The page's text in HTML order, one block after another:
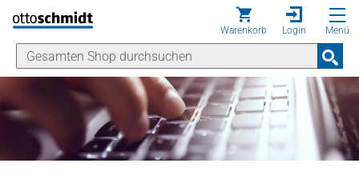
Direkt zum Inhalt
Warenkorb Login Menü